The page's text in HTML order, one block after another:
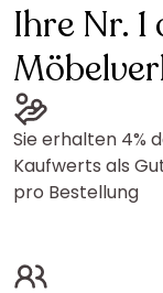
Ihre Nr.
Sie erhalten 4%
Kaufwerts als
pro Bestellung